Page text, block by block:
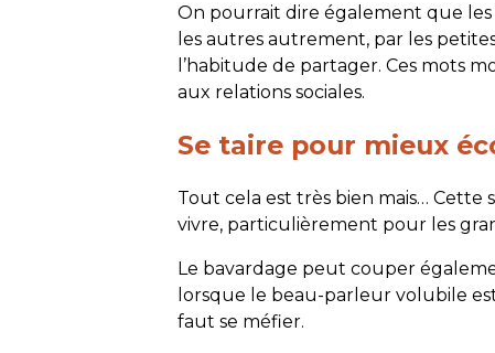
On pourrait dire également que
les autres autrement, par les
l’habitude de partager. Ces mots
aux relations sociales.
Se taire pour mieux
Tout cela est très bien mais…
vivre, particulièrement pour les
Le bavardage peut couper
lorsque le beau-parleur volubile
faut se méfier.